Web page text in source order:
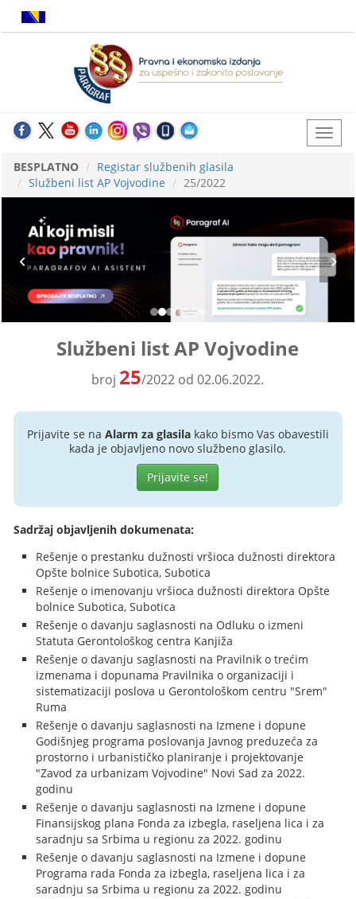
BESPLATNO
Registar službenih glasila
Službeni list AP Vojvodine
25/2022
Službeni list AP Vojvodine
broj 25/2022 od 02.06.2022.
Prijavite se na Alarm za glasilakako bismo Vas obavestili
kada je objavljeno novo službeno glasilo.
Prijavite se!
Sadržaj objavljenih dokumenata:
Rešenje o prestanku dužnosti vršioca dužnosti direktora
Opšte bolnice Subotica, Subotica
Rešenje o imenovanju vršioca dužnosti direktora Opšte
bolnice Subotica, Subotica
Rešenje o davanju saglasnosti na Odluku o izmeni
Statuta Gerontološkog centra Kanjiža
Rešenje o davanju saglasnosti na Pravilnik o trećim
izmenama i dopunama Pravilnika o organizaciji i
sistematizaciji poslova u Gerontološkom centru "Srem"
Ruma
Rešenje o davanju saglasnosti na Izmene i dopune
Godišnjeg programa poslovanja Javnog preduzeća za
prostorno i urbanističko planiranje i projektovanje
"Zavod za urbanizam Vojvodine" Novi Sad za 2022.
godinu
Rešenje o davanju saglasnosti na Izmene i dopune
Finansijskog plana Fonda za izbegla, raseljena lica i za
saradnju sa Srbima u regionu za 2022. godinu
Rešenje o davanju saglasnosti na Izmene i dopune
Programa rada Fonda za izbegla, raseljena lica i za
saradnju sa Srbima u regionu za 2022. godinu